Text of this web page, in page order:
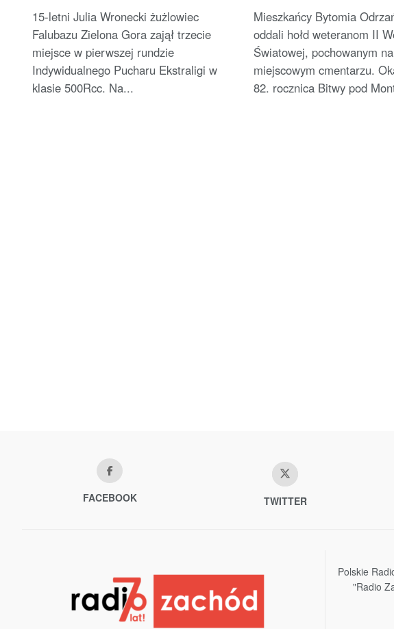
Forstnera
15-letni Julia Wronecki żużlowiec
Falubazu Zielona Gora zajął trzecie
miejsce w pierwszej rundzie
Indywidualnego Pucharu Ekstraligi w
klasie 500Rcc. Na...
Mieszkańcy Bytomia
oddali hołd weteranom II
Światowej, pochowanym na
miejscowym cmentarzu.
82. rocznica Bitwy pod
FACEBOOK TWITTER
Polskie
"Radio